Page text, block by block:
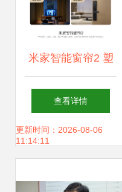
米家智能窗帘2 塑
造智能家居的新视
界
查看详情
更新时间：2026-08-06
11:14:11